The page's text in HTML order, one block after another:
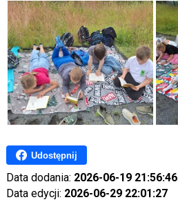
Udostępnij
Data dodania: 2026-06-19 21:56:46
Data edycji: 2026-06-29 22:01:27